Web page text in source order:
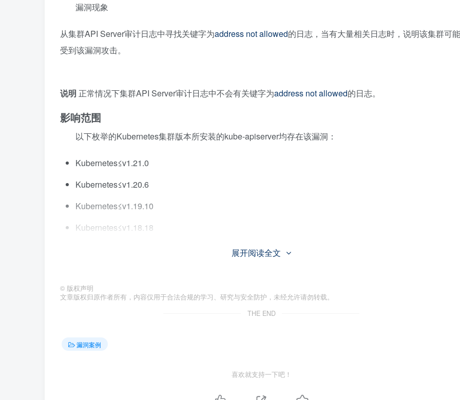
漏洞现象
从集群API Server审计日志中寻找关键字为address not allowed的日志，当有大量相关日志时，说明该集群可能
受到该漏洞攻击。
说明 正常情况下集群API Server审计日志中不会有关键字为address not allowed的日志。
影响范围
以下枚举的Kubernetes集群版本所安装的kube-apiserver均存在该漏洞：
Kubernetes≤v1.21.0
Kubernetes≤v1.20.6
Kubernetes≤v1.19.10
Kubernetes≤v1.18.18
遵循权限最小化原则，对节点和StorageClass对象的创建和修改权限严格限制。
展开阅读全文
© 版权声明
文章版权归原作者所有，内容仅用于合法合规的学习、研究与安全防护，未经允许请勿转载。
THE END
漏洞案例
喜欢就支持一下吧！